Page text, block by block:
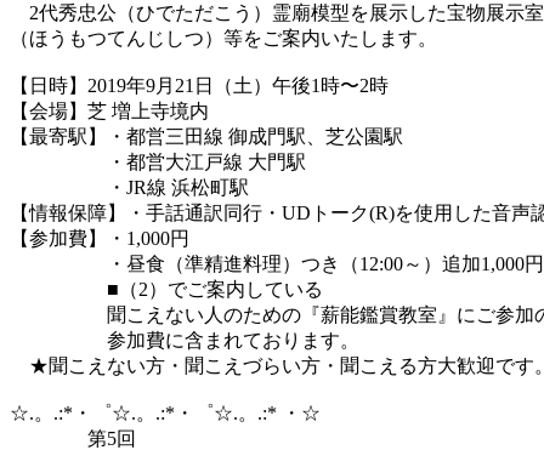
2代秀忠公（ひでただこう）霊廟模型を展示した宝物展示室
（ほうもつてんじしつ）等をご案内いたします。
【日時】2019年9月21日（土）午後1時〜2時
【会場】芝 増上寺境内
【最寄駅】・都営三田線 御成門駅、芝公園駅
・都営大江戸線 大門駅
・JR線 浜松町駅
【情報保障】・手話通訳同行・UDトーク(R)を使用した音声
【参加費】・1,000円
・昼食（準精進料理）つき（12:00～）追加1,000円
■（2）でご案内している
聞こえない人のための『薪能鑑賞教室』にご参加
参加費に含まれております。
★聞こえない方・聞こえづらい方・聞こえる方大歓迎です。
☆.。.:*・゜☆.。.:*・゜☆.。.:* ・☆
第5回